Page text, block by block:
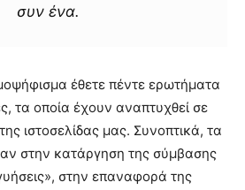
συν ένα.
έθετε πέντε ερωτήματα
τα οποία έχουν αναπτυχθεί σε
ιστοσελίδας μας. Συνοπτικά, τα
στην κατάργηση της σύμβασης
στην επαναφορά της